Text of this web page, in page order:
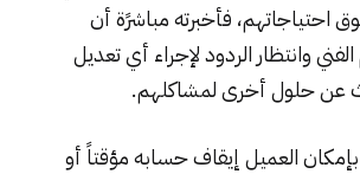
احتياجاتهم، فأخبرته مباشرًة أن
وانتظار الردود لإجراء أي تعديل
عن حلول أخرى لمشاكلهم.
العميل إيقاف حسابه مؤقتاً أو